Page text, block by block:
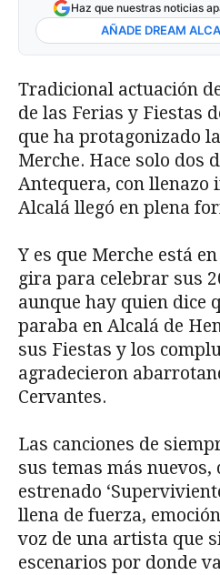
Haz que nuestras noticias
AÑADE DREAM
Tradicional actuación
de las Ferias y Fiestas
que ha protagonizado
Merche. Hace solo dos
Antequera, con llenazo
Alcalá llegó en plena
Y es que Merche está
gira para celebrar sus
aunque hay quien dice
paraba en Alcalá de
sus Fiestas y los
agradecieron
Cervantes.
Las canciones de
sus temas más nuevos,
estrenado
llena de fuerza,
voz de una artista que
escenarios por donde